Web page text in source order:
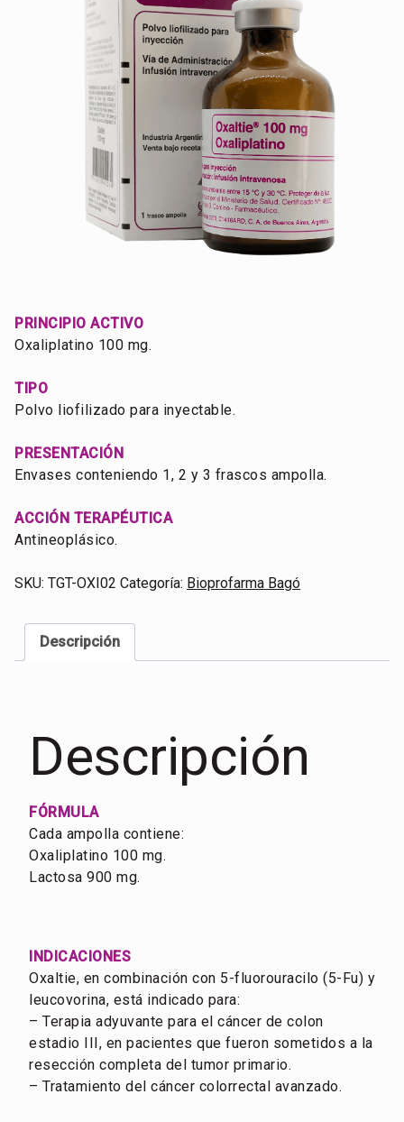
PRINCIPIO ACTIVO
Oxaliplatino 100 mg.
TIPO
Polvo liofilizado para inyectable.
PRESENTACIÓN
Envases conteniendo 1, 2 y 3 frascos ampolla.
ACCIÓN TERAPÉUTICA
Antineoplásico.
SKU: TGT-OXI02 Categoría: Bioprofarma Bagó
Descripción
Descripción
FÓRMULA
Cada ampolla contiene:
Oxaliplatino 100 mg.
Lactosa 900 mg.
INDICACIONES
Oxaltie, en combinación con 5-fluorouracilo (5-Fu) y
leucovorina, está indicado para:
– Terapia adyuvante para el cáncer de colon
estadio III, en pacientes que fueron sometidos a la
resección completa del tumor primario.
– Tratamiento del cáncer colorrectal avanzado.